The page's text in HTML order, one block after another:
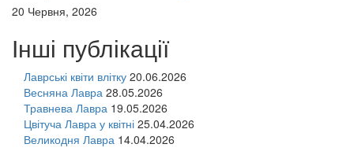
20 Червня, 2026
Інші публікації
Лаврські квіти влітку 20.06.2026
Весняна Лавра 28.05.2026
Травнева Лавра 19.05.2026
Цвітуча Лавра у квітні 25.04.2026
Великодня Лавра 14.04.2026